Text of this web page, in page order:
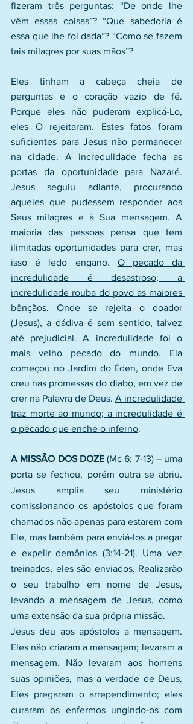
fizeram três perguntas: “De onde lhe
vêm essas coisas”? “Que sabedoria é
essa que lhe foi dada”? “Como se fazem
tais milagres por suas mãos”?
Eles tinham a cabeça cheia de
perguntas e o coração vazio de fé.
Porque eles não puderam explicá-Lo,
eles O rejeitaram. Estes fatos foram
suficientes para Jesus não permanecer
na cidade. A incredulidade fecha as
portas da oportunidade para Nazaré.
Jesus seguiu adiante, procurando
aqueles que pudessem responder aos
Seus milagres e à Sua mensagem. A
maioria das pessoas pensa que tem
ilimitadas oportunidades para crer, mas
isso é ledo engano. O pecado da
incredulidade é desastroso; a
incredulidade rouba do povo as maiores
bênçãos. Onde se rejeita o doador
(Jesus), a dádiva é sem sentido, talvez
até prejudicial. A incredulidade foi o
mais velho pecado do mundo. Ela
começou no Jardim do Éden, onde Eva
creu nas promessas do diabo, em vez de
crer na Palavra de Deus. A incredulidade
traz morte ao mundo; a incredulidade é
o pecado que enche o inferno.
A MISSÃO DOS DOZE (Mc 6: 7-13) – uma
porta se fechou, porém outra se abriu.
Jesus amplia seu ministério
comissionando os apóstolos que foram
chamados não apenas para estarem com
Ele, mas também para enviá-los a pregar
e expelir demônios (3:14-21). Uma vez
treinados, eles são enviados. Realizarão
o seu trabalho em nome de Jesus,
levando a mensagem de Jesus, como
uma extensão da sua própria missão.
Jesus deu aos apóstolos a mensagem.
Eles não criaram a mensagem; levaram a
mensagem. Não levaram aos homens
suas opiniões, mas a verdade de Deus.
Eles pregaram o arrependimento; eles
curaram os enfermos ungindo-os com